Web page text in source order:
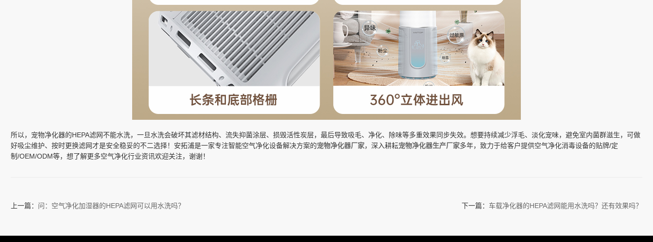
所以，宠物净化器的HEPA滤网不能水洗，一旦水洗会破坏其滤材结构、流失抑菌涂层、损毁活性炭层，最后导致吸毛、净化、除味等多重效果同步失效。想要持续减少浮毛、淡化宠味，避免室内菌群滋生，可做
好吸尘维护、按时更换滤网才是安全稳妥的不二选择！安拓浦是一家专注智能空气净化设备解决方案的宠物净化器厂家，深入耕耘宠物净化器生产厂家多年，致力于给客户提供空气净化消毒设备的贴牌/定
制/OEM/ODM等，想了解更多空气净化行业资讯欢迎关注，谢谢！
上一篇： 问：空气净化加湿器的HEPA滤网可以用水洗吗？ 下一篇： 车载净化器的HEPA滤网能用水洗吗？还有效果吗？